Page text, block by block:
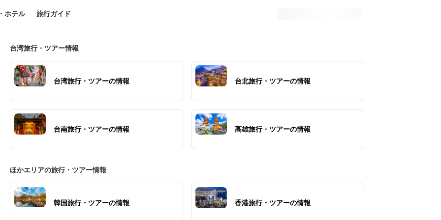
ホテル 旅行ガイド
台湾旅行・ツアー情報
台湾旅行・ツアーの情報 台北旅行・ツアーの情報
台南旅行・ツアーの情報 高雄旅行・ツアーの情報
ほかエリアの旅行・ツアー情報
韓国旅行・ツアーの情報 香港旅行・ツアーの情報